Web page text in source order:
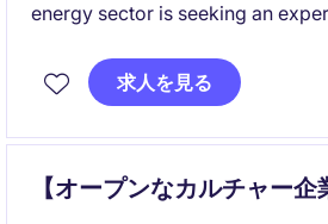
energy sector is seeking an
Tokyo office. This is an exciting
dynamic, mission-driven
求人を見る
【オープンなカルチャー企